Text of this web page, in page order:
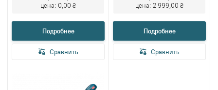
цена: 0,00 ₴
Подробнее
Сравнить
цена: 2 999,00 ₴
Подробнее
Сравнить